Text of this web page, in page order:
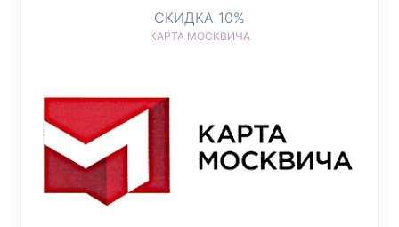
СКИДКА 10%
КАРТА МОСКВИЧА